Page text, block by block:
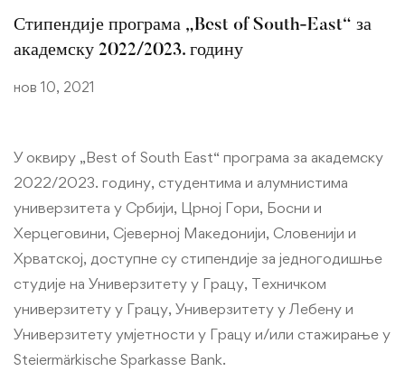
Стипендије програма „Best of South-East“ за
академску 2022/2023. годину
нов 10, 2021
У оквиру „Best of South East“ програма за академску
2022/2023. годину, студентима и алумнистима
универзитета у Србији, Црној Гори, Босни и
Херцеговини, Сјеверној Македонији, Словенији и
Хрватској, доступне су стипендије за једногодишње
студије на Универзитету у Грацу, Техничком
универзитету у Грацу, Универзитету у Лебену и
Универзитету умјетности у Грацу и/или стажирање у
Steiermärkische Sparkasse Bank.